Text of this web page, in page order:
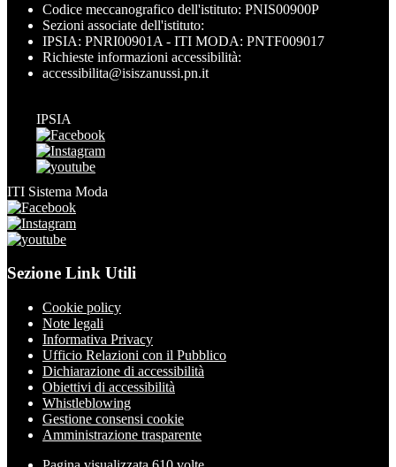
Codice meccanografico dell'istituto: PNIS00900P
Sezioni associate dell'istituto:
IPSIA: PNRI00901A - ITI MODA: PNTF009017
Richieste informazioni accessibilità:
accessibilita@isiszanussi.pn.it
IPSIA
ITI Sistema Moda
Sezione Link Utili
Cookie policy
Note legali
Informativa Privacy
Ufficio Relazioni con il Pubblico
Dichiarazione di accessibilità
Obiettivi di accessibilità
Whistleblowing
Gestione consensi cookie
Amministrazione trasparente